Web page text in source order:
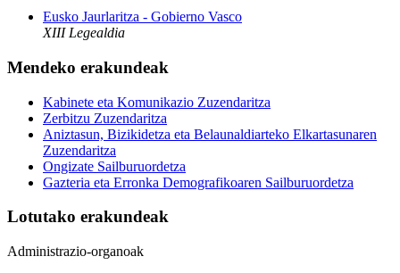
Eusko Jaurlaritza - Gobierno Vasco
XIII Legealdia
Mendeko erakundeak
Kabinete eta Komunikazio Zuzendaritza
Zerbitzu Zuzendaritza
Aniztasun, Bizikidetza eta Belaunaldiarteko Elkartasunaren
Zuzendaritza
Ongizate Sailburuordetza
Gazteria eta Erronka Demografikoaren Sailburuordetza
Lotutako erakundeak
Administrazio-organoak